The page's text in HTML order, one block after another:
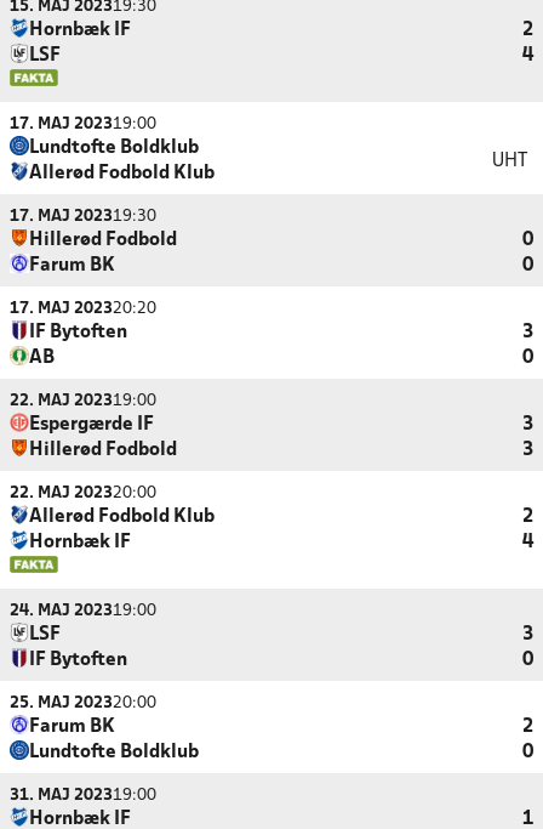
15. MAJ 202319:30
Hornbæk IF
2
LSF
4
17. MAJ 202319:00
Lundtofte Boldklub
Allerød Fodbold Klub
UHT
17. MAJ 202319:30
Hillerød Fodbold
0
Farum BK
0
17. MAJ 202320:20
IF Bytoften
3
AB
0
22. MAJ 202319:00
Espergærde IF
3
Hillerød Fodbold
3
22. MAJ 202320:00
Allerød Fodbold Klub
2
Hornbæk IF
4
24. MAJ 202319:00
LSF
3
IF Bytoften
0
25. MAJ 202320:00
Farum BK
2
Lundtofte Boldklub
0
31. MAJ 202319:00
Hornbæk IF
1